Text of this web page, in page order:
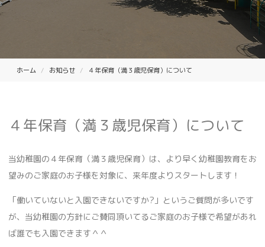
ホーム お知らせ ４年保育（満３歳児保育）について
４年保育（満３歳児保育）について
当幼稚園の４年保育（満３歳児保育）は、より早く幼稚園教育をお
望みのご家庭のお子様を対象に、来年度よりスタートします！
「働いていないと入園できないですか?」というご質問が多いです
が、当幼稚園の方針にご賛同頂いてるご家庭のお子様で希望があれ
ば誰でも入園できます＾＾